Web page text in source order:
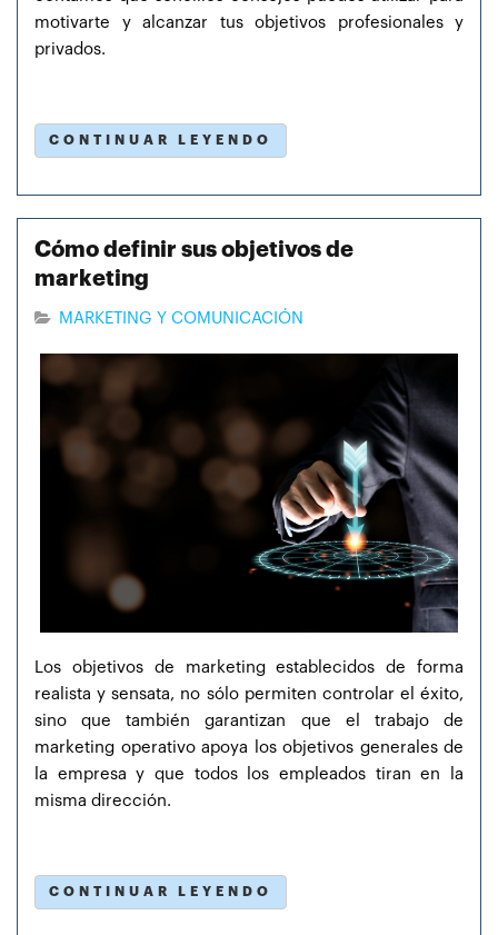
motivarte y alcanzar tus objetivos profesionales y
privados.
CONTINUAR LEYENDO
Cómo definir sus objetivos de
marketing
MARKETING Y COMUNICACIÓN
Los objetivos de marketing establecidos de forma
realista y sensata, no sólo permiten controlar el éxito,
sino que también garantizan que el trabajo de
marketing operativo apoya los objetivos generales de
la empresa y que todos los empleados tiran en la
misma dirección.
CONTINUAR LEYENDO